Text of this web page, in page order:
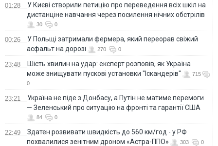
01:28
У Києві створили петицію про переведення всіх шкіл на
дистанціне навчання через посилення нічних обстрілів
30 0
00:26
У Польщі затримали фермера, який переорав свіжий
асфальт на дорозі
270 0
23:48
Шість хвилин на удар: експерт розповів, як Україна
може знищувати пускові установки "Іскандерів"
715
0
23:21
Україна не піде з Донбасу, а Путін не матиме перемоги
— Зеленський про ситуацію на фронті та гарантії США
84 0
22:49
Здатен розвивати швидкість до 560 км/год - у РФ
похвалилися зенітним дроном «Астра-ППО»
303 0